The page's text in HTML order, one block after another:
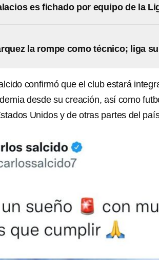
es fichado por equipo de la
la rompe como técnico; liga
confirmó que el club estará
desde su creación, así como
Unidos y de otras partes del